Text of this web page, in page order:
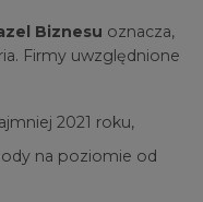
Biznesu oznacza,
Firmy uwzględnione
2021 roku,
na poziomie od